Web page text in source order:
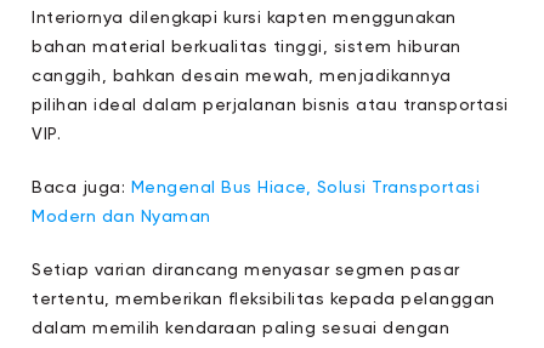
Interiornya dilengkapi kursi kapten menggunakan
bahan material berkualitas tinggi, sistem hiburan
canggih, bahkan desain mewah, menjadikannya
pilihan ideal dalam perjalanan bisnis atau transportasi
VIP.
Baca juga: Mengenal Bus Hiace, Solusi Transportasi
Modern dan Nyaman
Setiap varian dirancang menyasar segmen pasar
tertentu, memberikan fleksibilitas kepada pelanggan
dalam memilih kendaraan paling sesuai dengan